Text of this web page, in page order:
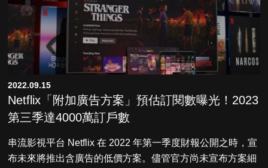
2022.09.15
Netflix「附加廣告方案」預估訂閱數曝光！2023
第三季達4000萬訂戶數
串流影視平台 Netflix 在 2022 年第一季度財報公開之時，宣
布未來將推出含廣告的低價方案。儘管官方尚未宣布方案細